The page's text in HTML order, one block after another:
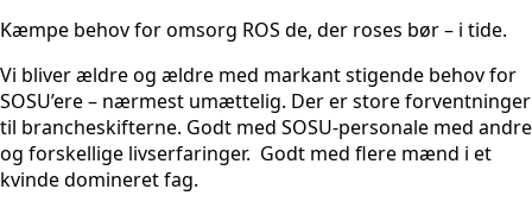
Kæmpe behov for omsorg ROS de, der roses bør – i tide.
Vi bliver ældre og ældre med markant stigende behov for
SOSU’ere – nærmest umættelig. Der er store forventninger
til brancheskifterne. Godt med SOSU-personale med andre
og forskellige livserfaringer. Godt med flere mænd i et
kvinde domineret fag.